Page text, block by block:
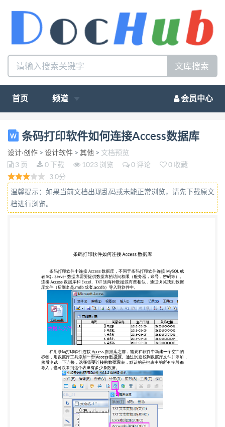
文库搜索
首页 频道 会员中心
条码打印软件如何连接 Access 数据库 条码打印软件
中连接 Access 数据库，不同于条码打印软件连接
MySQL 或 者 SQL Server 数据库需要提供数据库的访
问权限（服务器，账号，密码等）。 连接 Access 数
据库和 Excel、TXT 这两种数据源有些相似，通过浏
览找到数据 库文件（后缀名是.mdb 或者.accdb）导入
库表，默认的是把表中的所有字段都 导入，也可以看
到这个表里有多少条数据。 上面就是条码打印软件
连接 Access 数据库的过程，每次只能连接数据库中
的一个表，如果想连接 Access 数据库中的多个表，
按照上面的步骤重新操作一 次，选择另外的数据库表
添加即可。 然后就可以把 Access 数据库数据生成条
码标签了。 条码打印软件连接 Access 数据库是非
常简单的，而且连接 Access 数据库 生成条码标签的
时，只需要制作一个条码标签，通过打印预览就可以
到，其余 的 Access 数据库数据会自动批量生成条码
条码打印软件如何连接Access数据库
设计·创作 > 设计软件 > 其他 > 文档预览
3 页
0 下载 1023 浏览 0 评论
0 收藏
3.0分
温馨提示：如果当前文档出现乱码或未能正常浏览，请先下载原文
档进行浏览。